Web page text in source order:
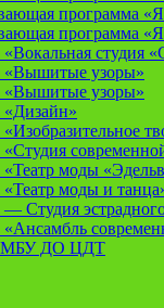
программа «Я
программа
студия
«Вышитые узоры»
«Вышитые узоры»
«Дизайн»
«Студия
моды
моды и
— Студия
МБУ ДО ЦДТ